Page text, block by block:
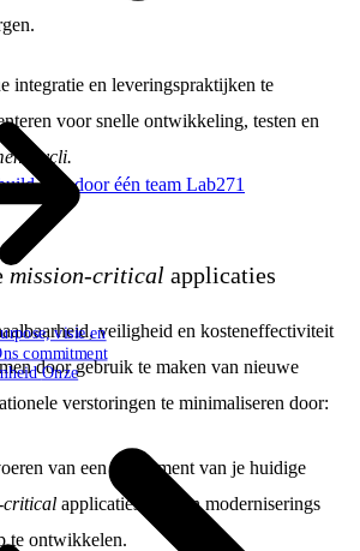
visie en
commitment
Onze
run door één team Lab271
integratie en leveringspraktijken te
voor snelle ontwikkeling, testen en
cycli.
mission-critical applicaties
veiligheid en kosteneffectiviteit
door gebruik te maken van nieuwe
verstoringen te minimaliseren door:
van een assessment van je huidige
critical applicaties om een moderniserings
te ontwikkelen.